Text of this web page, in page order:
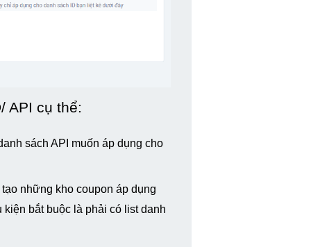
API cụ thể:
sách API muốn áp dụng cho
những kho coupon áp dụng
bắt buộc là phải có list danh